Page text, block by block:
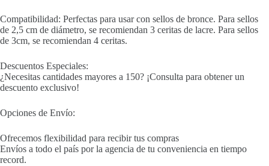
Compatibilidad: Perfectas para usar con sellos de bronce. Para sellos
de 2,5 cm de diámetro, se recomiendan 3 ceritas de lacre. Para sellos
de 3cm, se recomiendan 4 ceritas.
Descuentos Especiales:
¿Necesitas cantidades mayores a 150? ¡Consulta para obtener un
descuento exclusivo!
Opciones de Envío:
Ofrecemos flexibilidad para recibir tus compras
Envíos a todo el país por la agencia de tu conveniencia en tiempo
record.